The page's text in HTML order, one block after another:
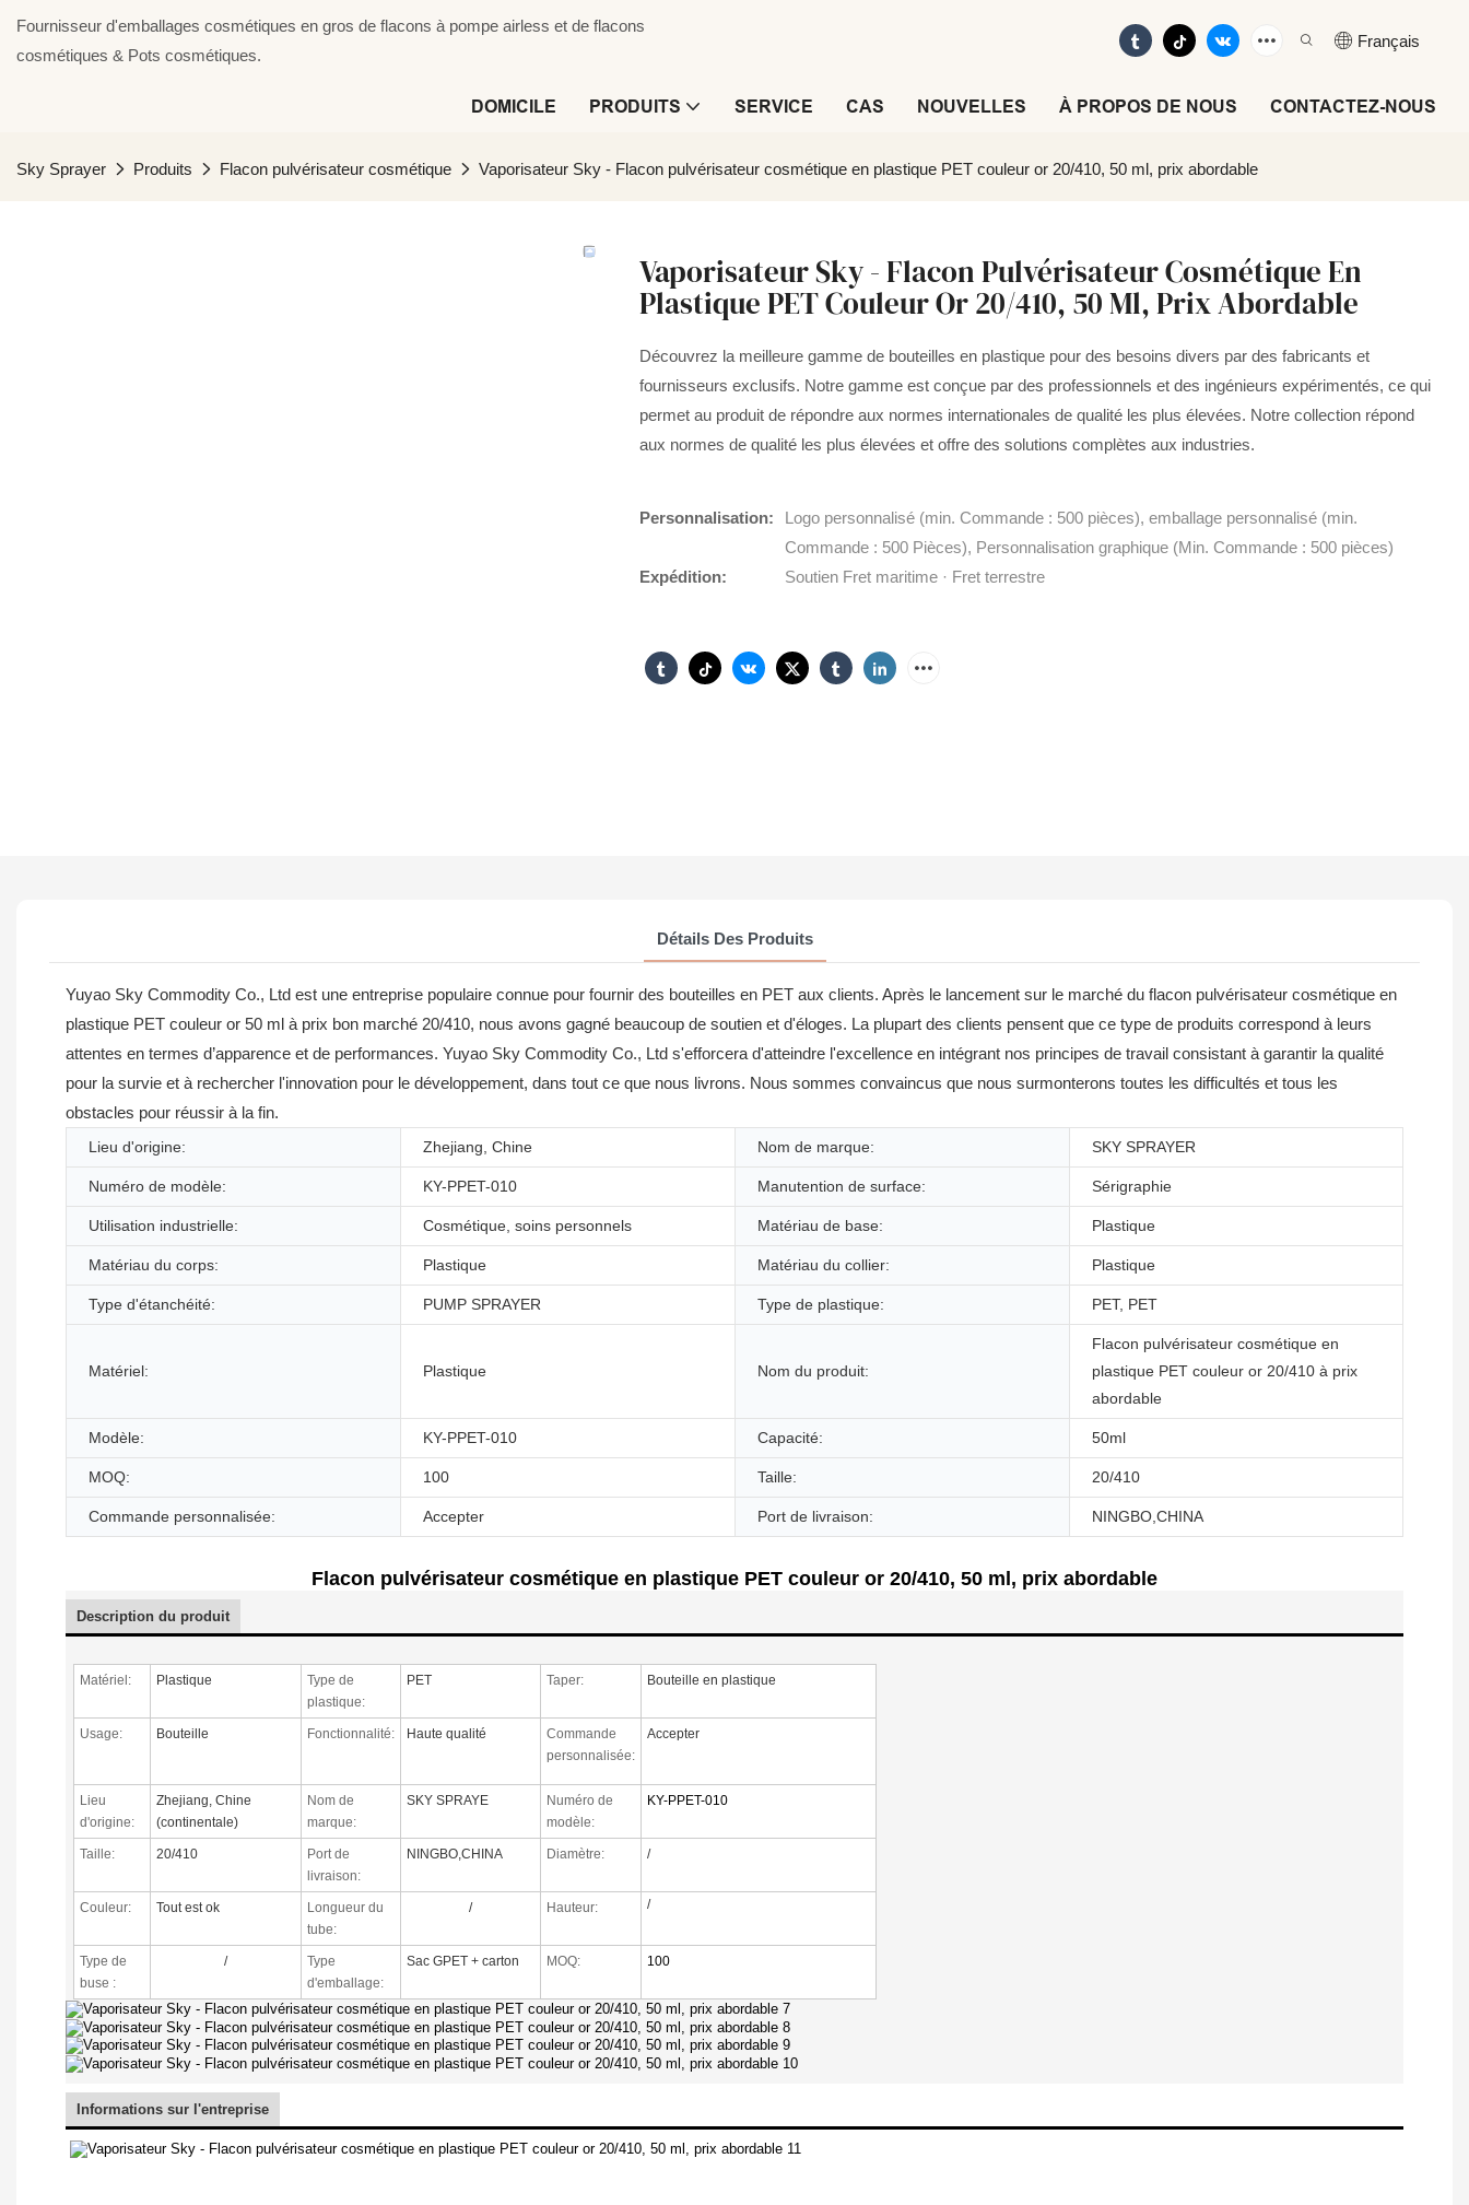
Fournisseur d'emballages cosmétiques en gros de flacons à pompe airless et de flacons
cosmétiques & Pots cosmétiques.
Français
DOMICILE PRODUITS SERVICE CAS NOUVELLES À PROPOS DE NOUS CONTACTEZ-NOUS
Sky Sprayer Produits Flacon pulvérisateur cosmétique Vaporisateur Sky - Flacon pulvérisateur cosmétique en plastique PET couleur or 20/410, 50 ml, prix abordable
Vaporisateur Sky - Flacon Pulvérisateur Cosmétique En
Plastique PET Couleur Or 20/410, 50 Ml, Prix Abordable
Découvrez la meilleure gamme de bouteilles en plastique pour des besoins divers par des fabricants et
fournisseurs exclusifs. Notre gamme est conçue par des professionnels et des ingénieurs expérimentés, ce qui
permet au produit de répondre aux normes internationales de qualité les plus élevées. Notre collection répond
aux normes de qualité les plus élevées et offre des solutions complètes aux industries.
Personnalisation:
Logo personnalisé (min. Commande : 500 pièces), emballage personnalisé (min.
Commande : 500 Pièces), Personnalisation graphique (Min. Commande : 500 pièces)
Expédition:
Soutien Fret maritime · Fret terrestre
Détails Des Produits
Yuyao Sky Commodity Co., Ltd est une entreprise populaire connue pour fournir des bouteilles en PET aux clients. Après le lancement sur le marché du flacon pulvérisateur cosmétique en
plastique PET couleur or 50 ml à prix bon marché 20/410, nous avons gagné beaucoup de soutien et d'éloges. La plupart des clients pensent que ce type de produits correspond à leurs
attentes en termes d’apparence et de performances. Yuyao Sky Commodity Co., Ltd s'efforcera d'atteindre l'excellence en intégrant nos principes de travail consistant à garantir la qualité
pour la survie et à rechercher l'innovation pour le développement, dans tout ce que nous livrons. Nous sommes convaincus que nous surmonterons toutes les difficultés et tous les
obstacles pour réussir à la fin.
Lieu d'origine: Zhejiang, Chine Nom de marque: SKY SPRAYER
Numéro de modèle: KY-PPET-010 Manutention de surface: Sérigraphie
Utilisation industrielle: Cosmétique, soins personnels Matériau de base: Plastique
Matériau du corps: Plastique Matériau du collier: Plastique
Type d'étanchéité: PUMP SPRAYER Type de plastique: PET, PET
Matériel: Plastique Nom du produit:
Flacon pulvérisateur cosmétique en
plastique PET couleur or 20/410 à prix
abordable
Modèle: KY-PPET-010 Capacité: 50ml
MOQ: 100 Taille: 20/410
Commande personnalisée: Accepter Port de livraison: NINGBO,CHINA
Flacon pulvérisateur cosmétique en plastique PET couleur or 20/410, 50 ml, prix abordable
Description du produit
Matériel: Plastique
Type de
plastique:
PET Taper: Bouteille en plastique
Usage: Bouteille Fonctionnalité: Haute qualité
Commande
personnalisée:
Accepter
Lieu
d'origine:
Zhejiang, Chine
(continentale)
Nom de
marque:
SKY SPRAYE
Numéro de
modèle:
KY-PPET-010
Taille: 20/410
Port de
livraison:
NINGBO,CHINA Diamètre: /
Couleur: Tout est ok
Longueur du
tube:
/ Hauteur: /
Type de
buse :
/
Type
d'emballage:
Sac GPET + carton MOQ: 100
Informations sur l'entreprise